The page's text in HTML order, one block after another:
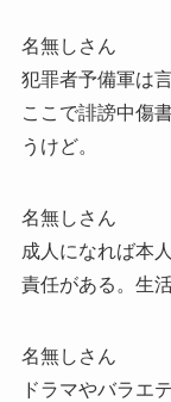
名無しさん
犯罪者予備軍は
ここで誹謗中傷
うけど。
名無しさん
成人になれば本
責任がある。生
名無しさん
ドラマやバラエ